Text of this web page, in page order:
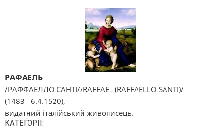
РАФАЕЛЬ
/РАФФАЕЛЛО САНТІ//RAFFAEL (RAFFAELLO SANTI)/
(1483 - 6.4.1520),
видатний італійський живописець.
КАТЕГОРІЇ: